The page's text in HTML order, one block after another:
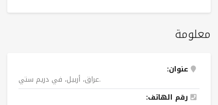
معلومة
عنوان:
عراق، أربیل، في دریم ستي.
رقم الهاتف: